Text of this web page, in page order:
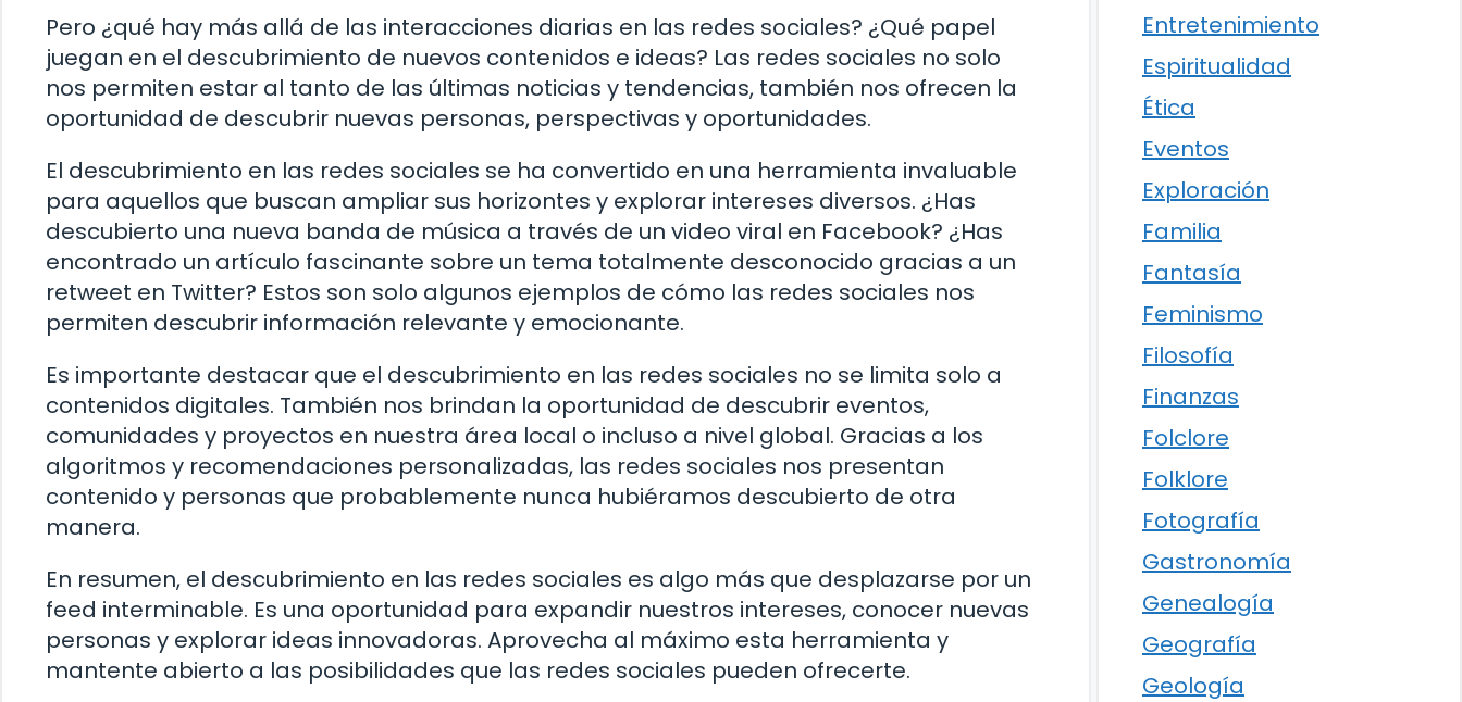
Pero ¿qué hay más allá de las interacciones diarias en las redes sociales? ¿Qué papel
juegan en el descubrimiento de nuevos contenidos e ideas? Las redes sociales no solo
nos permiten estar al tanto de las últimas noticias y tendencias, también nos ofrecen la
oportunidad de descubrir nuevas personas, perspectivas y oportunidades.
El descubrimiento en las redes sociales se ha convertido en una herramienta invaluable
para aquellos que buscan ampliar sus horizontes y explorar intereses diversos. ¿Has
descubierto una nueva banda de música a través de un video viral en Facebook? ¿Has
encontrado un artículo fascinante sobre un tema totalmente desconocido gracias a un
retweet en Twitter? Estos son solo algunos ejemplos de cómo las redes sociales nos
permiten descubrir información relevante y emocionante.
Es importante destacar que el descubrimiento en las redes sociales no se limita solo a
contenidos digitales. También nos brindan la oportunidad de descubrir eventos,
comunidades y proyectos en nuestra área local o incluso a nivel global. Gracias a los
algoritmos y recomendaciones personalizadas, las redes sociales nos presentan
contenido y personas que probablemente nunca hubiéramos descubierto de otra
manera.
En resumen, el descubrimiento en las redes sociales es algo más que desplazarse por un
feed interminable. Es una oportunidad para expandir nuestros intereses, conocer nuevas
personas y explorar ideas innovadoras. Aprovecha al máximo esta herramienta y
mantente abierto a las posibilidades que las redes sociales pueden ofrecerte.
Entretenimiento
Espiritualidad
Ética
Eventos
Exploración
Familia
Fantasía
Feminismo
Filosofía
Finanzas
Folclore
Folklore
Fotografía
Gastronomía
Genealogía
Geografía
Geología